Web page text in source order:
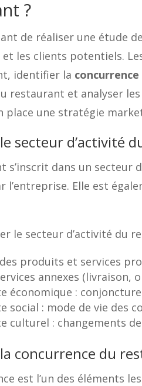
?
de réaliser une étude
et les clients potentiels.
identifier la
restaurant et analyser
place une stratégie
secteur d’activité
s’inscrit dans un
l’entreprise. Elle est
le secteur d’activité du
produits et services
annexes (livraison,
économique :
social : mode de vie des
culturel : changements
concurrence du
est l’un des éléments